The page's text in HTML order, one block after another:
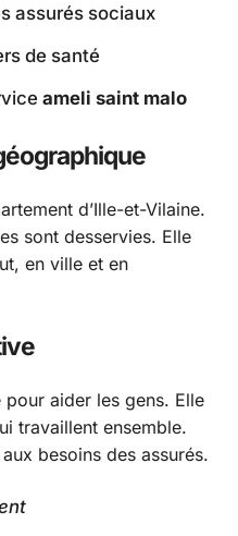
assurés sociaux
de santé
ameli saint malo
d’Ille-et-Vilaine.
sont desservies. Elle
en ville et en
pour aider les gens. Elle
travaillent ensemble.
besoins des assurés.